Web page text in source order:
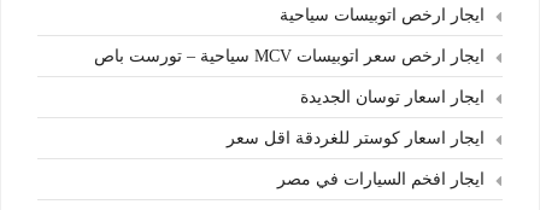
ايجار ارخص اتوبيسات سياحية
ايجار ارخص سعر اتوبيسات MCV سياحية – تورست باص
ايجار اسعار توسان الجديدة
ايجار اسعار كوستر للغردقة اقل سعر
ايجار افخم السيارات في مصر